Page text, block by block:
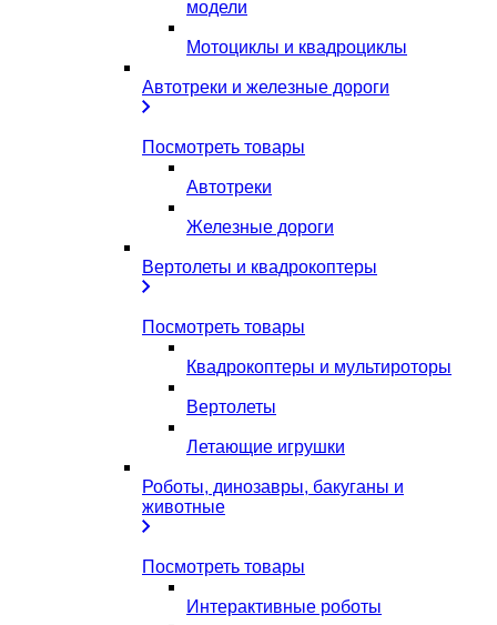
модели
Мотоциклы и квадроциклы
Автотреки и железные дороги
Посмотреть товары
Автотреки
Железные дороги
Вертолеты и квадрокоптеры
Посмотреть товары
Квадрокоптеры и мультироторы
Вертолеты
Летающие игрушки
Роботы, динозавры, бакуганы и
животные
Посмотреть товары
Интерактивные роботы